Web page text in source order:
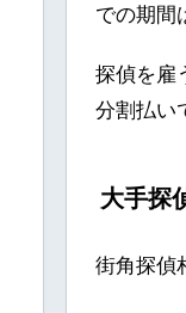
での期間
探偵を雇
分割払い
大手探
街角探偵